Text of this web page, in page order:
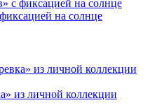
на солнце
из личной коллекции